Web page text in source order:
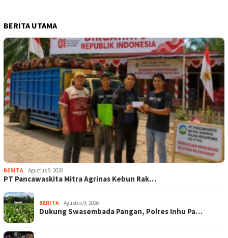
BERITA UTAMA
BERITA Agustus 9, 2026
‎PT Pancawaskita Mitra Agrinas Kebun Rak…
BERITA Agustus 9, 2026
Dukung Swasembada Pangan, Polres Inhu Pa…